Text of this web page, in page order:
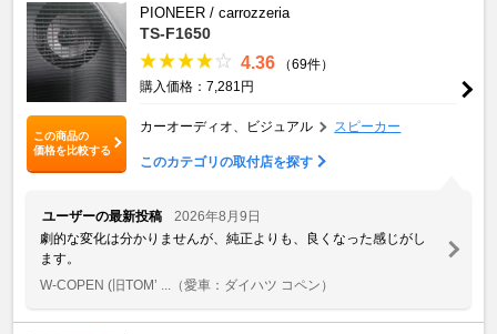
この商品の
価格を比較する
PIONEER / carrozzeria
TS-F1650
4.36
（69件）
購入価格：7,281円
カーオーディオ、ビジュアル スピーカー
このカテゴリの取付店を探す
ユーザーの最新投稿
2026年8月9日
劇的な変化は分かりませんが、純正よりも、良くなった感じがし
ます。
W-COPEN (旧TOM’ ...
（愛車：ダイハツ コペン）